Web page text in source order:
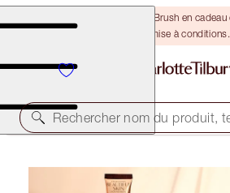
Recevez un pinceau Bronzing Brush en
soumise à conditions.
Rechercher nom du produit,